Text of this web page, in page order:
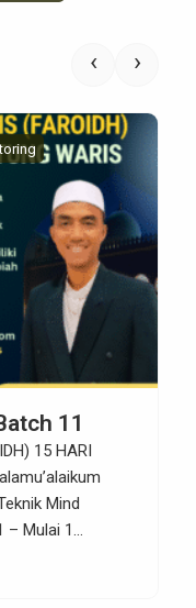
11
15 HARI
Mind
– Mulai 1
Hanya 97 ribu
Batas
‹ ›